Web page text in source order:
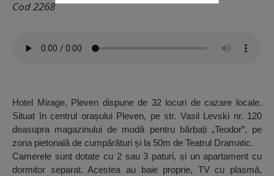
Cod 2268
Hotel Mirage, Pleven dispune de 32 locuri de cazare locale.
Situat în centrul orașului Pleven, pe str. Vasil Levski nr. 120
deasupra magazinului de modă pentru bărbați „Teodor”, pe
zona pietonală de cumpărături și la 50m de Teatrul Dramatic.
Camerele sunt dotate cu 2 sau 3 paturi, și un apartament cu
dormitor separat. Acestea au baie proprie, TV cu plasmă,